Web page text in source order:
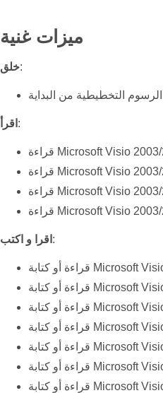
ميزات غنية
خلق:
اقرأ :
اقرا و اكتب :